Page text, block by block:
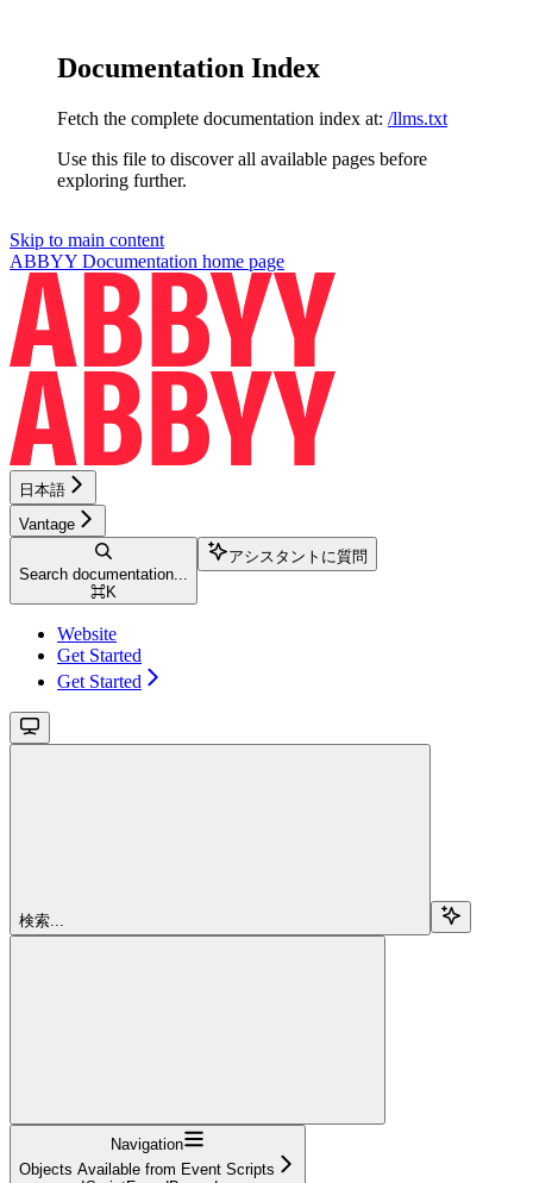
Documentation Index
Fetch the complete documentation index at: /llms.txt
Use this file to discover all available pages before
exploring further.
Skip to main content
ABBYY Documentation home page
日本語
Vantage
Search documentation...
⌘K
アシスタントに質問
Website
Get Started
Get Started
検索...
Navigation
Objects Available from Event Scripts